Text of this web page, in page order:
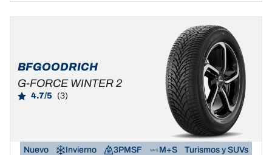
BFGOODRICH
G-FORCE WINTER 2
4.7/5 (3)
Nuevo Invierno 3PMSF M+S
Turismos y SUVs